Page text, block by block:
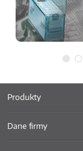
Produkty
Dane firmy